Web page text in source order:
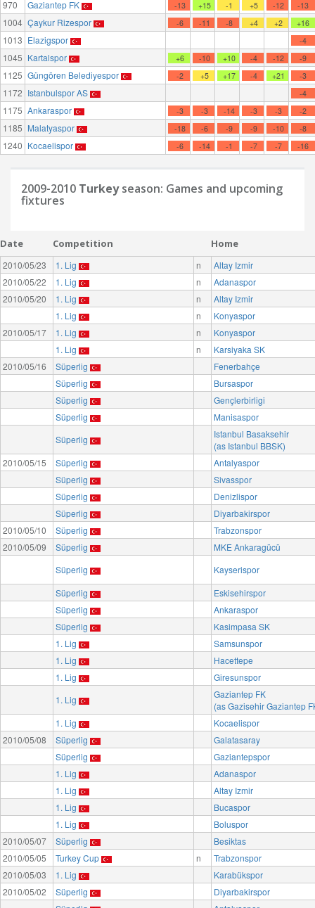
970 Gaziantep FK -13 +15 -1 +5 -12 -13
1004 Çaykur Rizespor -6 -11 -8 +4 +2 +16
1013 Elazigspor -4
1045 Kartalspor +6 -10 +10 -4 -12 -9
1125 Güngören Belediyespor -2 +5 +17 -4 +21 -3
1172 Istanbulspor AS -4
1175 Ankaraspor -3 -3 -14 -3 -3 -2
1185 Malatyaspor -18 -6 -9 -9 -10 -8
1240 Kocaelispor -6 -14 -1 -7 -7 -16
2009-2010 Turkeyseason: Games and upcoming
fixtures
Date Competition Home
2010/05/23 1. Lig n
Altay Izmir
2010/05/22
1. Lig n
Adanaspor
2010/05/20
1. Lig n
Altay Izmir
1. Lig
n
Konyaspor
2010/05/17
1. Lig n
Konyaspor
1. Lig
n
Karsiyaka SK
2010/05/16
Süperlig
Fenerbahçe
Süperlig
Bursaspor
Süperlig
Gençlerbirligi
Süperlig
Manisaspor
Süperlig
Istanbul Basaksehir
(as Istanbul BBSK)
2010/05/15
Süperlig
Antalyaspor
Süperlig
Sivasspor
Süperlig
Denizlispor
Süperlig
Diyarbakirspor
2010/05/10
Süperlig
Trabzonspor
2010/05/09
Süperlig
MKE Ankaragücü
Süperlig
Kayserispor
Süperlig
Eskisehirspor
Süperlig
Ankaraspor
Süperlig
Kasimpasa SK
1. Lig
Samsunspor
1. Lig
Hacettepe
1. Lig
Giresunspor
1. Lig
Gaziantep FK
(as Gazisehir Gaziantep
1. Lig
Kocaelispor
2010/05/08
Süperlig
Galatasaray
Süperlig
Gaziantepspor
1. Lig
Adanaspor
1. Lig
Altay Izmir
1. Lig
Bucaspor
1. Lig
Boluspor
2010/05/07
Süperlig
Besiktas
2010/05/05
Turkey Cup n
Trabzonspor
2010/05/03
1. Lig
Karabükspor
2010/05/02
Süperlig
Diyarbakirspor